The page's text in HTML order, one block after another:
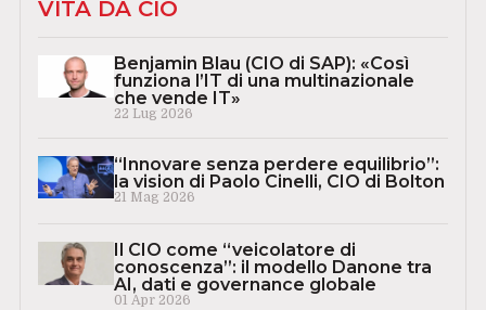
VITA DA CIO
Benjamin Blau (CIO di SAP): «Così
funziona l’IT di una multinazionale
che vende IT»
22 Lug 2026
“Innovare senza perdere equilibrio”:
la vision di Paolo Cinelli, CIO di Bolton
21 Mag 2026
Il CIO come “veicolatore di
conoscenza”: il modello Danone tra
AI, dati e governance globale
01 Apr 2026